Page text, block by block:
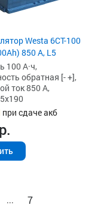
Westa 6СТ-100
850 А, L5
100 А·ч,
обратная [- +],
ток 850 А,
при сдаче акб
р.
... 7